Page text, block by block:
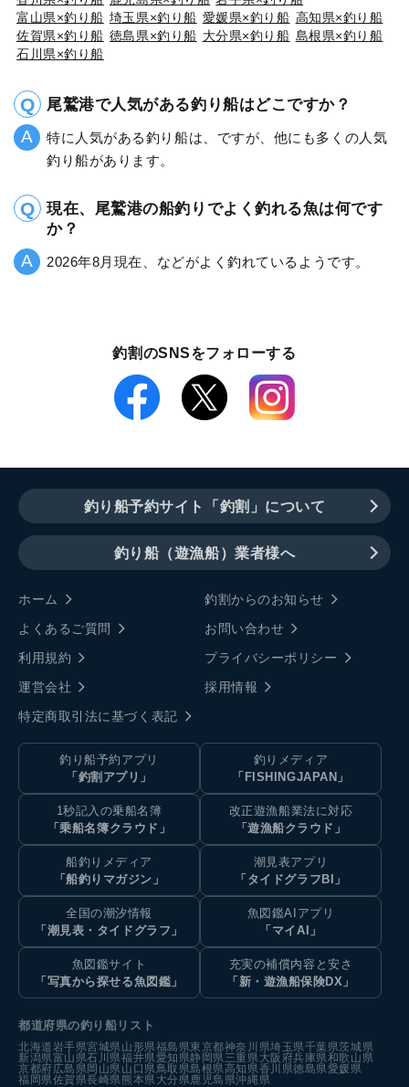
富山県×釣り船 埼玉県×釣り船 愛媛県×釣り船 高知県×釣り船
佐賀県×釣り船 徳島県×釣り船 大分県×釣り船 島根県×釣り船
石川県×釣り船
尾鷲港で人気がある釣り船はどこですか？
特に人気がある釣り船は、ですが、他にも多くの人気
釣り船があります。
現在、尾鷲港の船釣りでよく釣れる魚は何です
か？
2026年8月現在、などがよく釣れているようです。
釣割のSNSをフォローする
釣り船予約サイト「釣割」について
釣り船（遊漁船）業者様へ
ホーム
釣割からのお知らせ
よくあるご質問
お問い合わせ
利用規約
プライバシーポリシー
運営会社
採用情報
特定商取引法に基づく表記
釣り船予約アプリ
「釣割アプリ」
釣りメディア
「FISHINGJAPAN」
1秒記入の乗船名簿
「乗船名簿クラウド」
改正遊漁船業法に対応
「遊漁船クラウド」
船釣りメディア
「船釣りマガジン」
潮見表アプリ
「タイドグラフBI」
全国の潮汐情報
「潮見表・タイドグラフ」
魚図鑑AIアプリ
「マイAI」
魚図鑑サイト
「写真から探せる魚図鑑」
充実の補償内容と安さ
「新・遊漁船保険DX」
都道府県の釣り船リスト
北海道 岩手県宮城県 山形県福島県東京都神奈川県埼玉県千葉県茨城県
新潟県富山県石川県福井県愛知県静岡県 三重県 大阪府兵庫県和歌山県
京都府広島県岡山県 山口県 鳥取県島根県高知県香川県徳島県愛媛県
福岡県佐賀県長崎県 熊本県 大分県 鹿児島県沖縄県